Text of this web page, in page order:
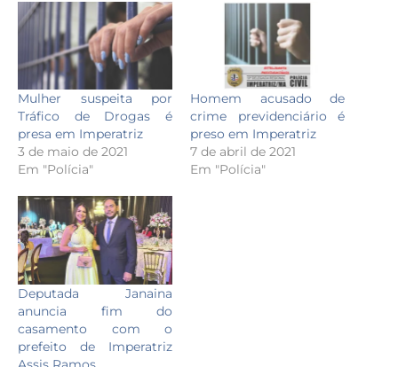
Mulher suspeita por
Tráfico de Drogas é
presa em Imperatriz
3 de maio de 2021
Em "Polícia"
Homem acusado de
crime previdenciário é
preso em Imperatriz
7 de abril de 2021
Em "Polícia"
Deputada Janaina
anuncia fim do
casamento com o
prefeito de Imperatriz